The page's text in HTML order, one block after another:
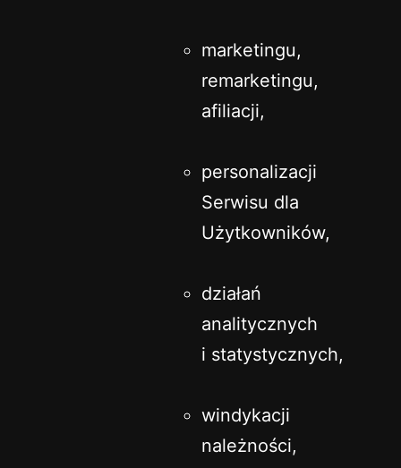
marketingu,
remarketingu,
afiliacji,
personalizacji
Serwisu dla
Użytkowników,
działań
analitycznych
i statystycznych,
windykacji
należności,